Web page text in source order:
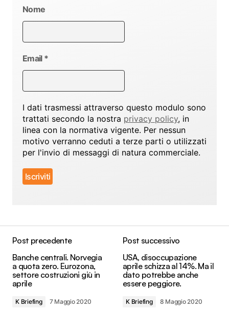
Nome
Email *
I dati trasmessi attraverso questo modulo sono
trattati secondo la nostra privacy policy, in
linea con la normativa vigente. Per nessun
motivo verranno ceduti a terze parti o utilizzati
per l'invio di messaggi di natura commerciale.
Post precedente
Banche centrali. Norvegia
a quota zero. Eurozona,
settore costruzioni giù in
aprile
K Briefing 7 Maggio 2020
Post successivo
USA, disoccupazione
aprile schizza al 14%. Ma il
dato potrebbe anche
essere peggiore.
K Briefing 8 Maggio 2020